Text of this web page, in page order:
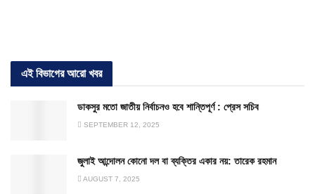
এই বিভাগের আরো খবর
ডাকসুর মতো জাতীয় নির্বাচনও হবে শান্তিপূর্ণ : প্রেস সচিব
SEPTEMBER 12, 2025
জুলাই আন্দোলন কোনো দল বা ব্যক্তির একার নয়: তারেক রহমান
AUGUST 7, 2025